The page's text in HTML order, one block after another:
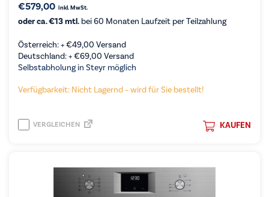
€579,00 inkl. MwSt.
oder ca. €13 mtl. bei 60 Monaten Laufzeit per Teilzahlung
Österreich: +€49,00 Versand
Deutschland: +€69,00 Versand
Selbstabholung in Steyr möglich
Verfügbarkeit: Nicht Lagernd – wird für Sie bestellt!
KAUFEN
VERGLEICHEN